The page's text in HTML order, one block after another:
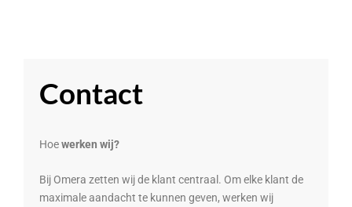
Contact
Hoewerken wij?
Bij Omera zetten wij de klant centraal. Om elke klant de
maximale aandacht te kunnen geven, werken wij